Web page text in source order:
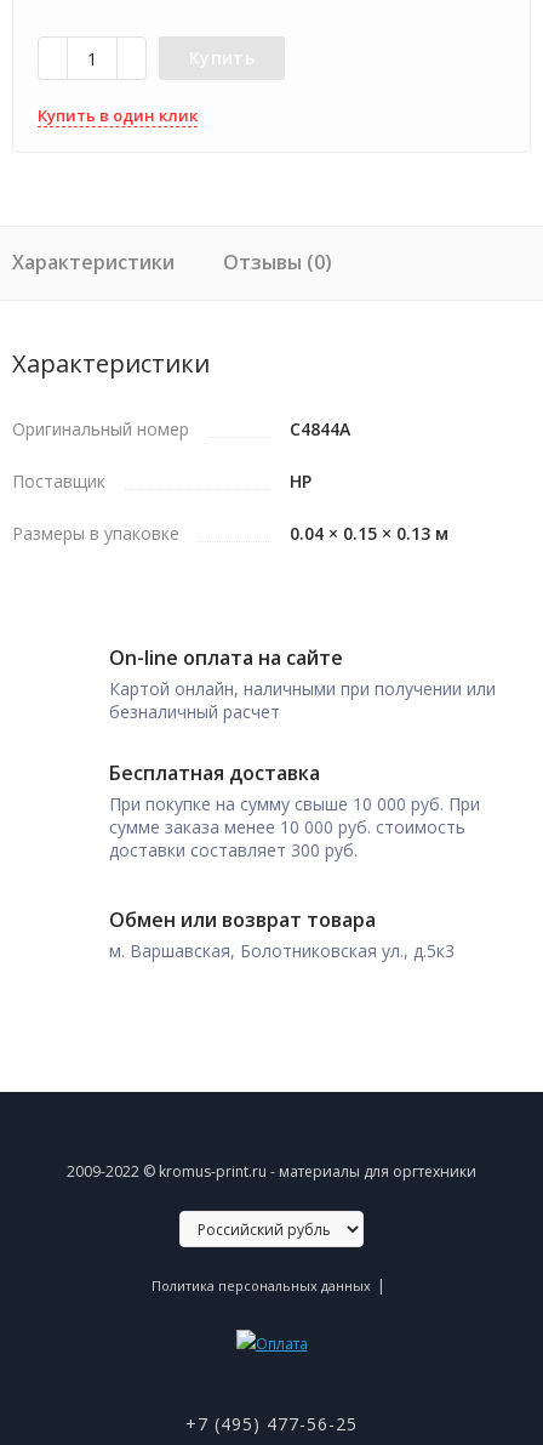
Купить
Купить в один клик
Характеристики Отзывы (0)
Характеристики
Оригинальный номер C4844A
Поставщик HP
Размеры в упаковке 0.04 × 0.15 × 0.13 м
On-line оплата на сайте
Картой онлайн, наличными при получении или
безналичный расчет
Бесплатная доставка
При покупке на сумму свыше 10 000 руб. При
сумме заказа менее 10 000 руб. стоимость
доставки составляет 300 руб.
Обмен или возврат товара
м. Варшавская, Болотниковская ул., д.5к3
2009-2022 © kromus-print.ru - материалы для оргтехники
Политика персональных данных |
+7 (495) 477-56-25